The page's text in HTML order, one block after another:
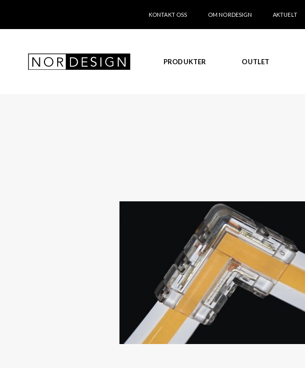
KONTAKT OSS OM NORDESIGN AKTUELT
PRODUKTER OUTLET